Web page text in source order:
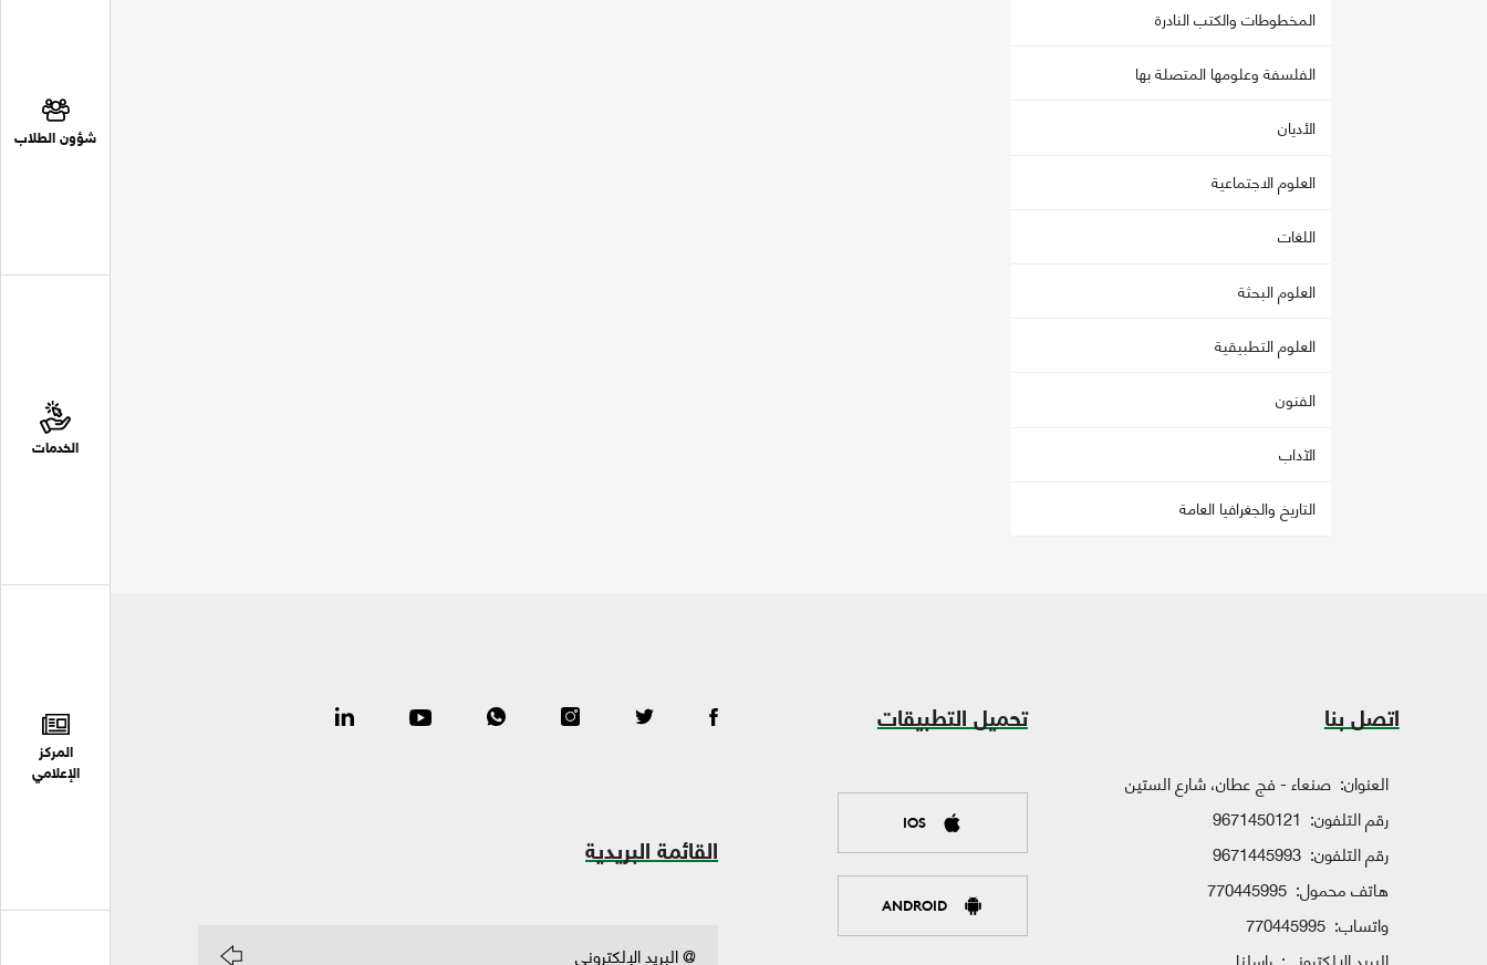
شؤون الطلاب
الخدمات
المركز
الإعلامي
المخطوطات والكتب النادرة
الفلسفة وعلومها المتصلة بها
الأديان
العلوم الاجتماعية
اللغات
العلوم البحثة
العلوم التطبيقية
الفنون
الآداب
التاريخ والجغرافيا العامة
اتصل بنا
العنوان: صنعاء - فج عطان، شارع الستين
رقم التلفون: 9671450121
رقم التلفون: 9671445993
هاتف محمول: 770445995
واتساب: 770445995
تحميل التطبيقات
IOS
ANDROID
القائمة البريدية